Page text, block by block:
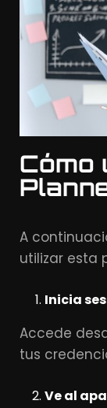
Cómo
A
utilizar esta
Inicia
Accede
tus
Ve al